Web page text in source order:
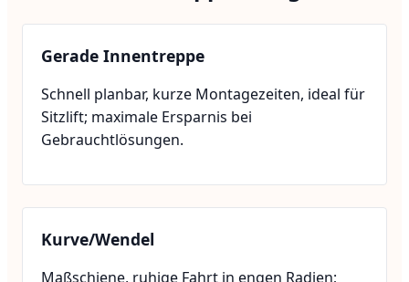
Gerade Innentreppe
Schnell planbar, kurze Montagezeiten, ideal für
Sitzlift; maximale Ersparnis bei
Gebrauchtlösungen.
Kurve/Wendel
Maßschiene, ruhige Fahrt in engen Radien;